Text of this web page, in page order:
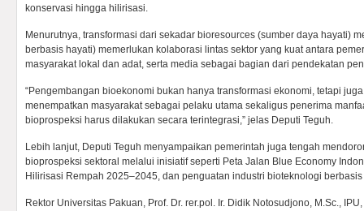
konservasi hingga hilirisasi.
Menurutnya, transformasi dari sekadar bioresources (sumber daya hayati)
berbasis hayati) memerlukan kolaborasi lintas sektor yang kuat antara
masyarakat lokal dan adat, serta media sebagai bagian dari pendekatan
“Pengembangan bioekonomi bukan hanya transformasi ekonomi, tetapi
menempatkan masyarakat sebagai pelaku utama sekaligus penerima
bioprospeksi harus dilakukan secara terintegrasi,” jelas Deputi Teguh.
Lebih lanjut, Deputi Teguh menyampaikan pemerintah juga tengah
bioprospeksi sektoral melalui inisiatif seperti Peta Jalan Blue Economy
Hilirisasi Rempah 2025–2045, dan penguatan industri bioteknologi
Rektor Universitas Pakuan, Prof. Dr. rer.pol. Ir. Didik Notosudjono, M.Sc.,